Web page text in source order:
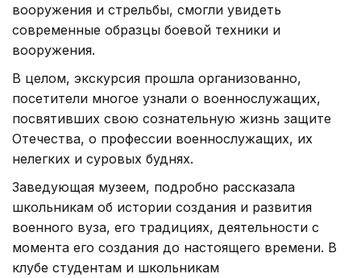
вооружения и стрельбы, смогли увидеть
современные образцы боевой техники и
вооружения.
В целом, экскурсия прошла организованно,
посетители многое узнали о военнослужащих,
посвятивших свою сознательную жизнь защите
Отечества, о профессии военнослужащих, их
нелегких и суровых буднях.
Заведующая музеем, подробно рассказала
школьникам об истории создания и развития
военного вуза, его традициях, деятельности с
момента его создания до настоящего времени. В
клубе студентам и школьникам